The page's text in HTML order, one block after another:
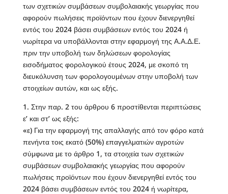
των σχετικών συμβάσεων συμβολαιακής γεωργίας που
αφορούν πωλήσεις προϊόντων που έχουν διενεργηθεί
εντός του 2024 βάσει συμβάσεων εντός του 2024 ή
νωρίτερα να υποβάλλονται στην εφαρμογή της Α.Α.Δ.Ε.
πριν την υποβολή των δηλώσεων φορολογίας
εισοδήματος φορολογικού έτους 2024, με σκοπό τη
διευκόλυνση των φορολογουμένων στην υποβολή των
στοιχείων αυτών, και ως εξής.
1. Στην παρ. 2 του άρθρου 6 προστίθενται περιπτώσεις
ε’ και στ’ ως εξής:
«ε) Για την εφαρμογή της απαλλαγής από τον φόρο κατά
πενήντα τοις εκατό (50%) επαγγελματιών αγροτών
σύμφωνα με το άρθρο 1, τα στοιχεία των σχετικών
συμβάσεων συμβολαιακής γεωργίας που αφορούν
πωλήσεις προϊόντων που έχουν διενεργηθεί εντός του
2024 βάσει συμβάσεων εντός του 2024 ή νωρίτερα,